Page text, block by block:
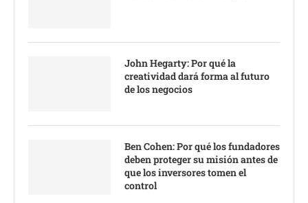
John Hegarty: Por qué la
creatividad dará forma al futuro
de los negocios
Ben Cohen: Por qué los fundadores
deben proteger su misión antes de
que los inversores tomen el
control